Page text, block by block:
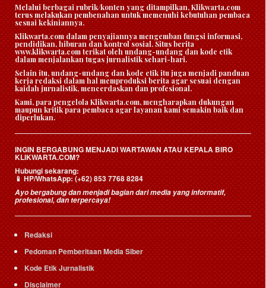
Melalui berbagai rubrik/konten yang ditampilkan, Klikwarta.com
terus melakukan pembenahan untuk memenuhi kebutuhan pembaca
sesuai kekiniannya.
Klikwarta.com dalam penyajiannya mengemban fungsi informasi,
pendidikan, hiburan dan kontrol sosial. Situs berita
www.klikwarta.com terikat oleh undang-undang dan kode etik
dalam menjalankan tugas jurnalistik sehari-hari.
Selain itu, undang-undang dan kode etik itu juga menjadi panduan
kerja redaksi dalam hal memproduksi berita agar sesuai dengan
kaidah jurnalistik, mencerdaskan dan profesional.
Kami, para pengelola Klikwarta.com, mengharapkan dukungan
maupun kritik para pembaca agar layanan kami semakin baik dan
diperlukan.
INGIN BERGABUNG MENJADI WARTAWAN ATAU KEPALA BIRO
KLIKWARTA.COM?
Hubungi sekarang:
📱HP/WhatsApp:(+62) 853 7768 8284
Ayo bergabung dan menjadi bagian dari media yang informatif,
profesional, dan terpercaya!
Redaksi
Pedoman Pemberitaan Media Siber
Kode Etik Jurnalistik
Disclaimer